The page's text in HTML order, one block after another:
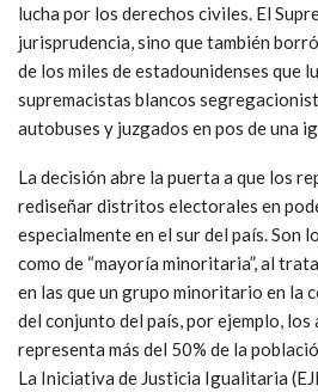
lucha por los derechos civiles. El
jurisprudencia, sino que también
de los miles de estadounidenses que
supremacistas blancos
autobuses y juzgados en pos de una
La decisión abre la puerta a que los
rediseñar distritos electorales en
especialmente en el sur del país. Son
como de “mayoría minoritaria”, al
en las que un grupo minoritario en la
del conjunto del país, por ejemplo, los
representa más del 50% de la
La Iniciativa de Justicia Igualitaria